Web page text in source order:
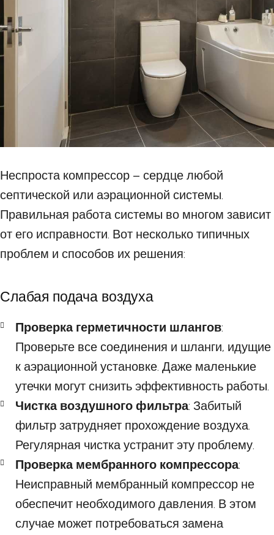
Неспроста компрессор – сердце любой
септической или аэрационной системы.
Правильная работа системы во многом зависит
от его исправности. Вот несколько типичных
проблем и способов их решения:
Слабая подача воздуха
Проверка герметичности шлангов:
Проверьте все соединения и шланги, идущие
к аэрационной установке. Даже маленькие
утечки могут снизить эффективность работы.
Чистка воздушного фильтра: Забитый
фильтр затрудняет прохождение воздуха.
Регулярная чистка устранит эту проблему.
Проверка мембранного компрессора:
Неисправный мембранный компрессор не
обеспечит необходимого давления. В этом
случае может потребоваться замена